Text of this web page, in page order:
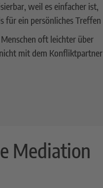
weil es einfacher ist,
für ein persönliches Treffen
oft leichter über
mit dem Konfliktpartner
Mediation